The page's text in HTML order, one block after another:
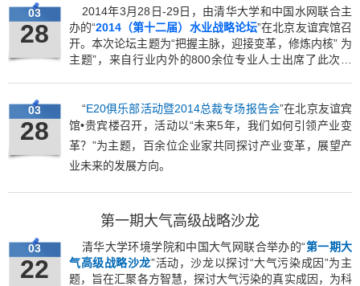
03
28
2014年3月28日-29日，由清华大学和中国水网联合主
办的“2014（第十二届）水业战略论坛”在北京友谊宾馆召
开。本次论坛主题为“把握主脉，迎接变革，修炼内核” 为
主题”，来自行业内外的800余位专业人士出席了此次论
03
28
“E20俱乐部活动暨2014总裁专场报告会”在北京友谊宾
馆•贵宾楼召开，活动以“未来5年，我们如何引领产业变
革？”为主题，百余位企业家共同探讨产业变革，展望产
业未来的发展方向。
第一期大气高级战略沙龙
03
22
清华大学环境学院和中国大气网联合举办的“第一期大
气高级战略沙龙”活动，沙龙以探讨“大气污染成因”为主
题，旨在汇聚各方智慧，探讨大气污染的真实成因，为科